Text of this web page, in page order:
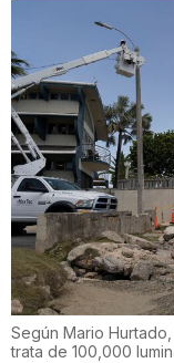
Según Mario
trata de 100,000